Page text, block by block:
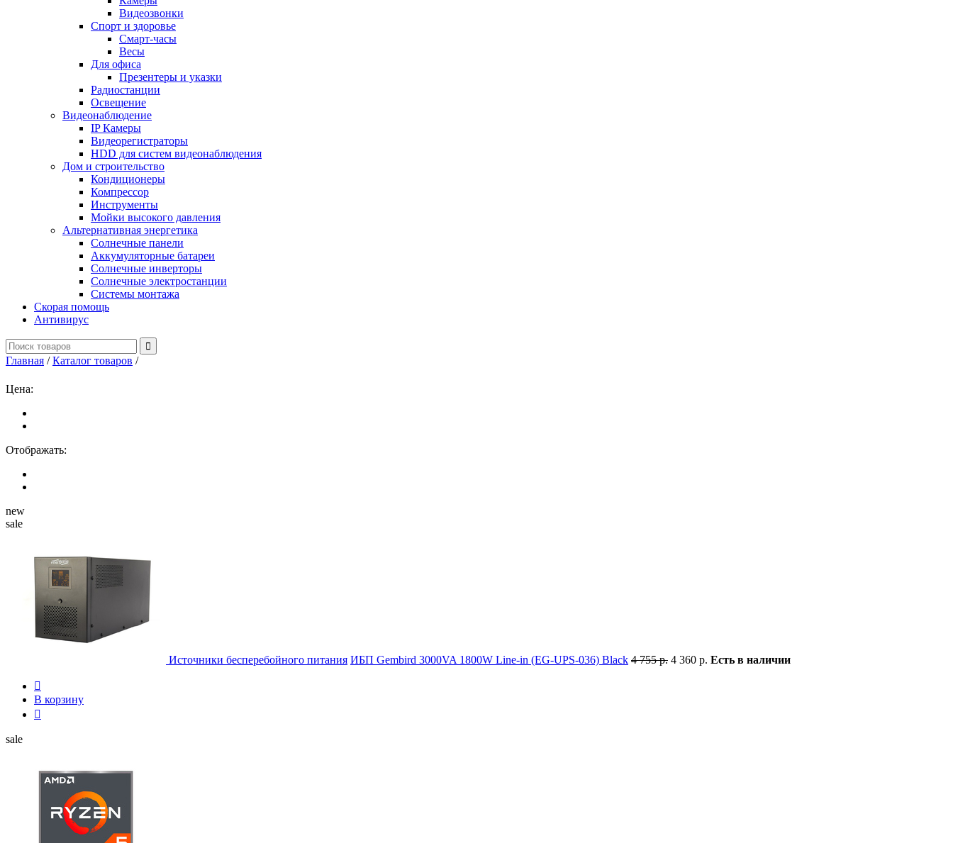
Видеозвонки
Спорт и здоровье
Смарт-часы
Весы
Для офиса
Презентеры и указки
Радиостанции
Освещение
Видеонаблюдение
IP Камеры
Видеорегистраторы
HDD для систем видеонаблюдения
Дом и строительство
Кондиционеры
Компрессор
Инструменты
Мойки высокого давления
Альтернативная энергетика
Солнечные панели
Аккумуляторные батареи
Солнечные инверторы
Солнечные электростанции
Системы монтажа
Скорая помощь
Антивирус
Главная /Каталог товаров /
Цена:
Отображать:
new
sale
Источники бесперебойного питания ИБП Gembird 3000VA 1800W Line-in (EG-UPS-036) Black 4 755 р. 4 360 р. Есть в наличии

В корзину

sale